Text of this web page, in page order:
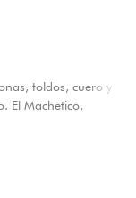
toldos, cuero y
El Machetico,